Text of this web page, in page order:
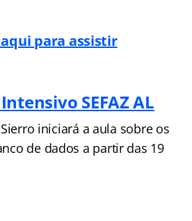
para assistir
SEFAZ AL
iniciará a aula sobre os
de dados a partir das 19